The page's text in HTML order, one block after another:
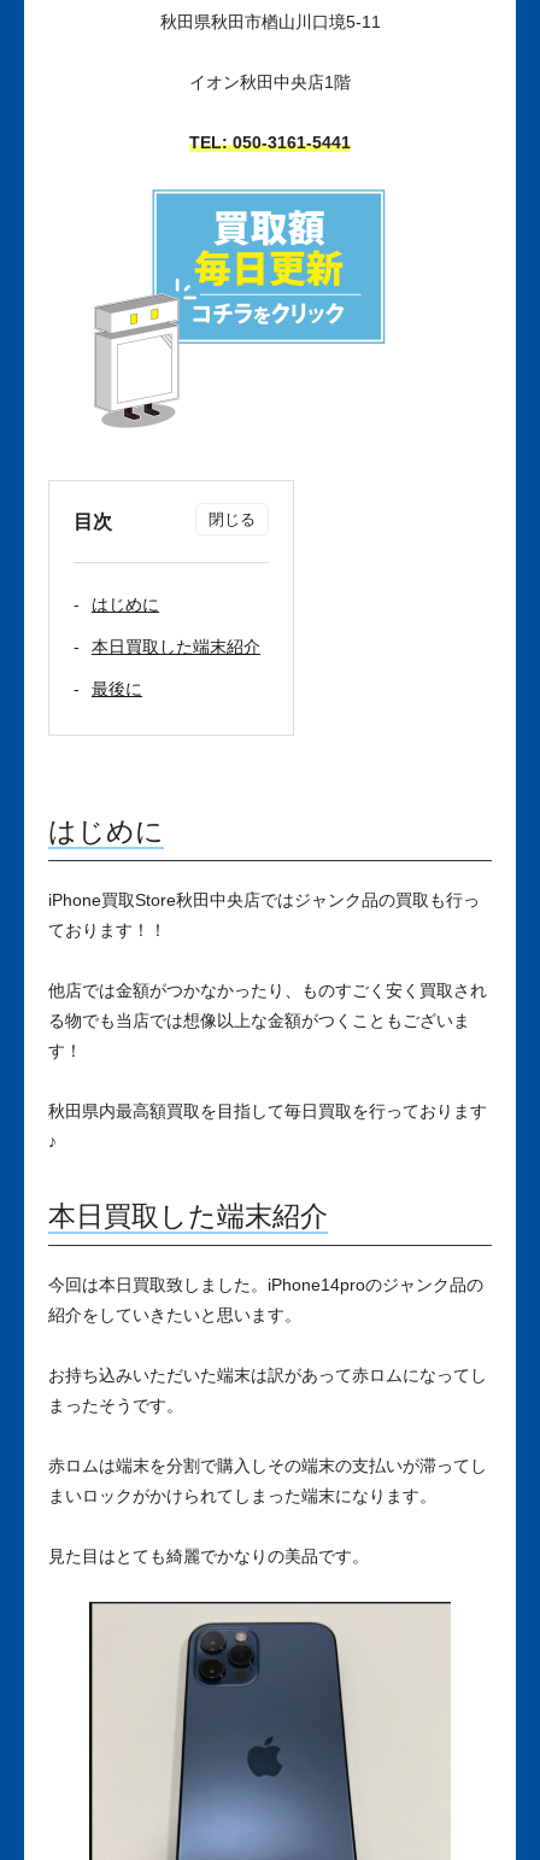
秋田県秋田市楢山川口境5-11
イオン秋田中央店1階
TEL: 050-3161-5441
目次
はじめに
本日買取した端末紹介
最後に
はじめに
iPhone買取Store秋田中央店ではジャンク品の買取も行っ
ております！！
他店では金額がつかなかったり、ものすごく安く買取され
る物でも当店では想像以上な金額がつくこともございま
す！
秋田県内最高額買取を目指して毎日買取を行っております
♪
本日買取した端末紹介
今回は本日買取致しました。iPhone14proのジャンク品の
紹介をしていきたいと思います。
お持ち込みいただいた端末は訳があって赤ロムになってし
まったそうです。
赤ロムは端末を分割で購入しその端末の支払いが滞ってし
まいロックがかけられてしまった端末になります。
見た目はとても綺麗でかなりの美品です。